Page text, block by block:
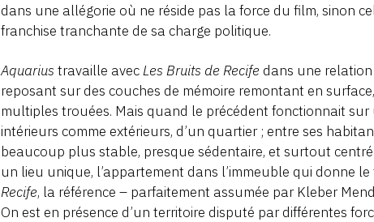
dans une allégorie où ne réside pas la force du film, sinon
franchise tranchante de sa charge politique.
Aquarius travaille avecLes Bruits de Recife dans une
reposant sur des couches de mémoire remontant en
multiples trouées. Mais quand le précédent fonctionnait
intérieurs comme extérieurs, d’un quartier ; entre ses
beaucoup plus stable, presque sédentaire, et surtout
un lieu unique, l’appartement dans l’immeuble qui donne
Recife, la référence – parfaitement assumée par Kleber
On est en présence d’un territoire disputé par différentes